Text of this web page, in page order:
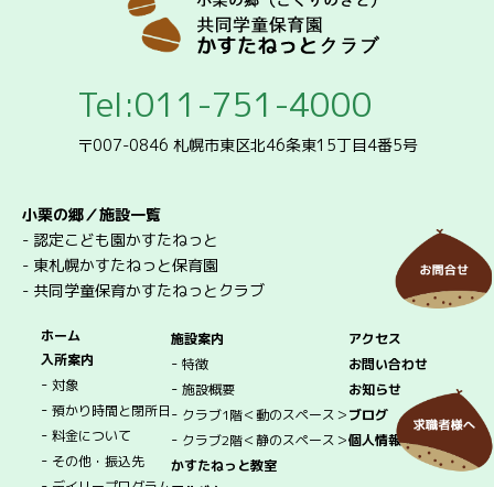
Tel:011-751-4000
〒007-0846 札幌市東区北46条東15丁目4番5号
小栗の郷／施設一覧
- 認定こども園かすたねっと
- 東札幌かすたねっと保育園
- 共同学童保育かすたねっとクラブ
ホーム
入所案内
- 対象
- 預かり時間と閉所日
- 料金について
- その他・振込先
施設案内
- 特徴
- 施設概要
- クラブ1階＜動のスペース＞
- クラブ2階＜静のスペース＞
かすたねっと教室
アクセス
お問い合わせ
お知らせ
ブログ
個人情報保護方針